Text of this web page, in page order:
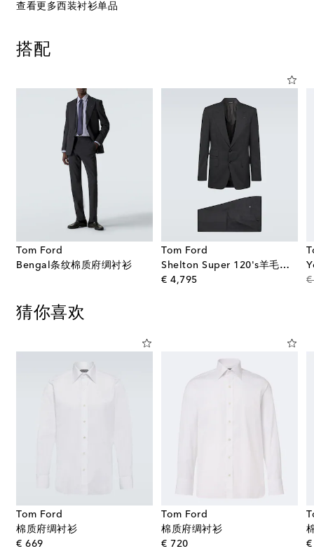
查看更多西装衬衫单品
搭配
Tom Ford
Bengal条纹棉质府绸衬衫
Tom Ford
Shelton Super 120's羊毛西装
€ 4,795original price
€
猜你喜欢
Tom Ford
棉质府绸衬衫
€ 669original price
Tom Ford
棉质府绸衬衫
€ 720original price
€